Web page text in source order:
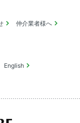
仲介業者様へ
English